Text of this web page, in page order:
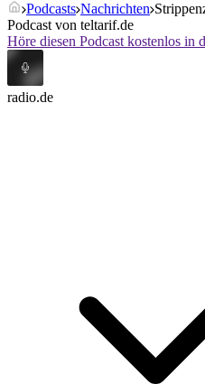
Podcasts Nachrichten
Podcast von teltarif.de
Höre diesen Podcast kostenlos in
radio.de